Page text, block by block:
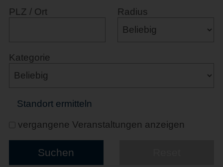
PLZ / Ort Radius
Kategorie
Standort ermitteln
vergangene Veranstaltungen anzeigen